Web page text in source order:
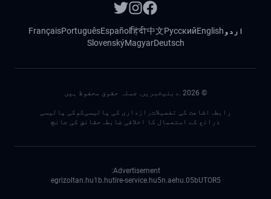
اردو English
Русский
中文
हिंदी
Español
Português
Français
Deutsch
Magyar
Slovenský
©
2026 .دبئیخبریں. جملہ حقوق محفوظ ہیں
رابطہ اشاعت کی تفصیلاترازداری کی پالیسیکوکی پالیسی
ذرائع کے استعمال کا اخلاقی ضابطہ حقائق کی جانچ
Advertisement:
bUTOR5
05.hu
5n.ae
tire-service.hu
1b.hu
egrizoltan.hu